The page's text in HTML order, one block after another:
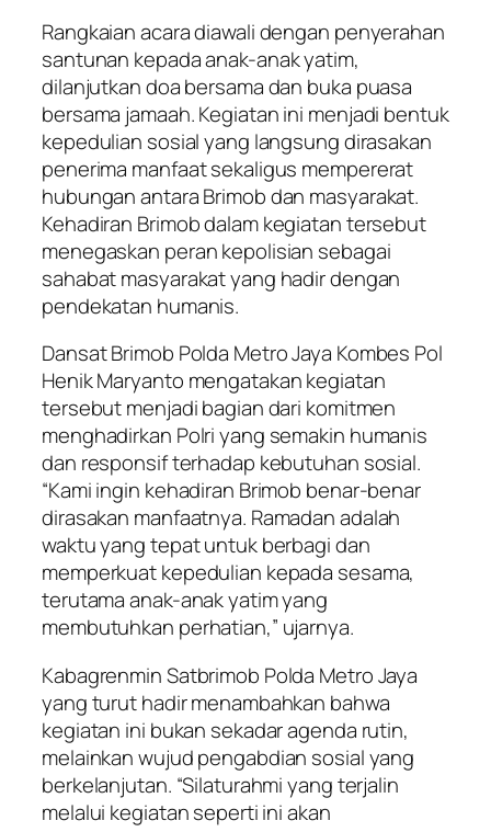
Rangkaian acara diawali dengan penyerahan
santunan kepada anak-anak yatim,
dilanjutkan doa bersama dan buka puasa
bersama jamaah. Kegiatan ini menjadi bentuk
kepedulian sosial yang langsung dirasakan
penerima manfaat sekaligus mempererat
hubungan antara Brimob dan masyarakat.
Kehadiran Brimob dalam kegiatan tersebut
menegaskan peran kepolisian sebagai
sahabat masyarakat yang hadir dengan
pendekatan humanis.
Dansat Brimob Polda Metro Jaya Kombes Pol
Henik Maryanto mengatakan kegiatan
tersebut menjadi bagian dari komitmen
menghadirkan Polri yang semakin humanis
dan responsif terhadap kebutuhan sosial.
“Kami ingin kehadiran Brimob benar-benar
dirasakan manfaatnya. Ramadan adalah
waktu yang tepat untuk berbagi dan
memperkuat kepedulian kepada sesama,
terutama anak-anak yatim yang
membutuhkan perhatian,” ujarnya.
Kabagrenmin Satbrimob Polda Metro Jaya
yang turut hadir menambahkan bahwa
kegiatan ini bukan sekadar agenda rutin,
melainkan wujud pengabdian sosial yang
berkelanjutan. “Silaturahmi yang terjalin
melalui kegiatan seperti ini akan